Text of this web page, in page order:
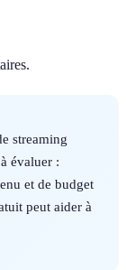
streaming
évaluer :
et de budget
peut aider à